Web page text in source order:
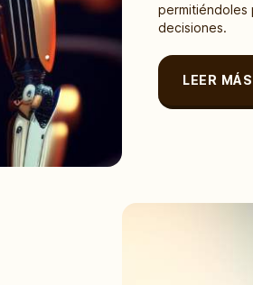
permitiéndoles
decisiones.
LEER